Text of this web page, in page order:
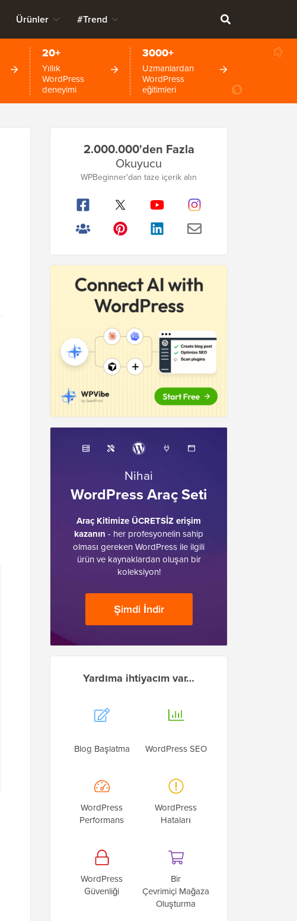
Ürünler #Trend
20+
Yıllık
WordPress
deneyimi
3000+
Uzmanlardan
WordPress
eğitimleri
Kenar
Çubuğu
2.000.000'den Fazla
Okuyucu
WPBeginner'dan taze içerik alın
Nihai
WordPress Araç Seti
Araç Kitimize ÜCRETSİZ erişim
kazanın - her profesyonelin sahip
olması gereken WordPress ile ilgili
ürün ve kaynaklardan oluşan bir
koleksiyon!
Şimdi İndir
Yardıma ihtiyacım var…
Blog Başlatma WordPress SEO
WordPress
Performans
WordPress
Hataları
WordPress
Güvenliği
Bir
Çevrimiçi Mağaza
Oluşturma